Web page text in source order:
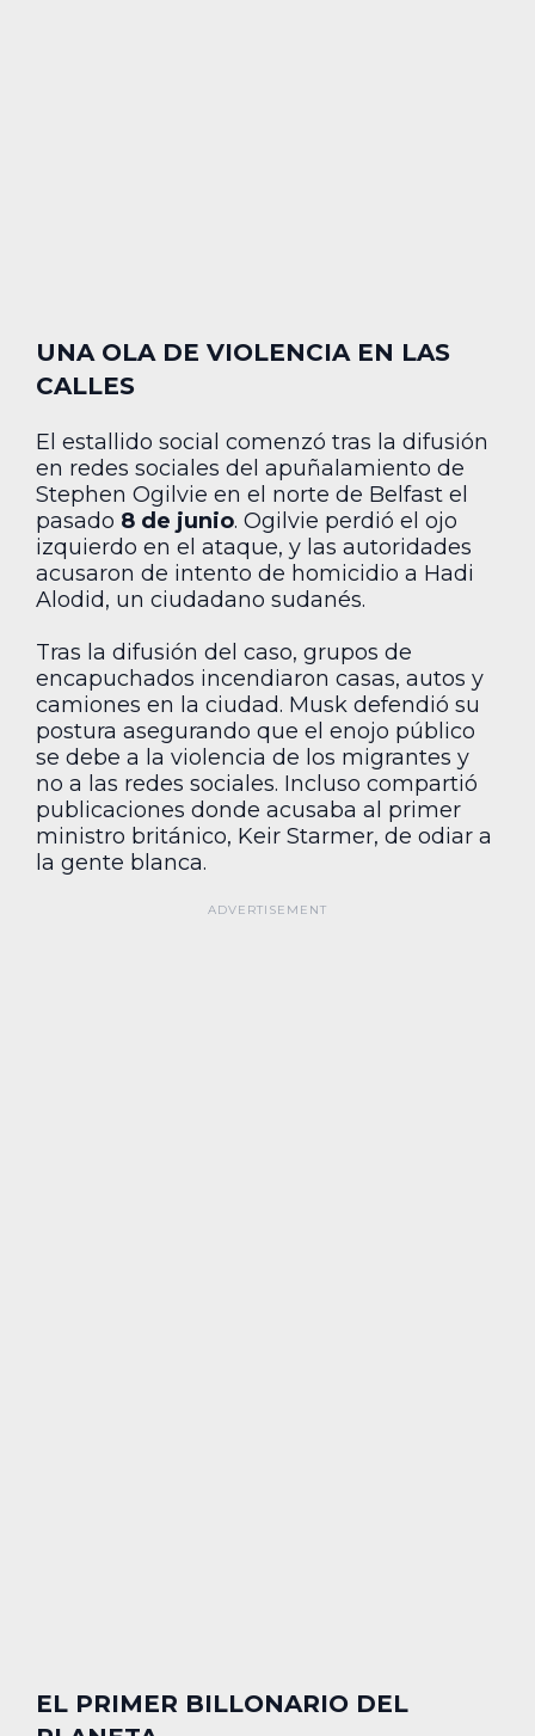
UNA OLA DE VIOLENCIA EN LAS
CALLES
El estallido social comenzó tras la difusión
en redes sociales del apuñalamiento de
Stephen Ogilvie en el norte de Belfast el
pasado 8 de junio. Ogilvie perdió el ojo
izquierdo en el ataque, y las autoridades
acusaron de intento de homicidio a Hadi
Alodid, un ciudadano sudanés.
Tras la difusión del caso, grupos de
encapuchados incendiaron casas, autos y
camiones en la ciudad. Musk defendió su
postura asegurando que el enojo público
se debe a la violencia de los migrantes y
no a las redes sociales. Incluso compartió
publicaciones donde acusaba al primer
ministro británico, Keir Starmer, de odiar a
la gente blanca.
EL PRIMER BILLONARIO DEL